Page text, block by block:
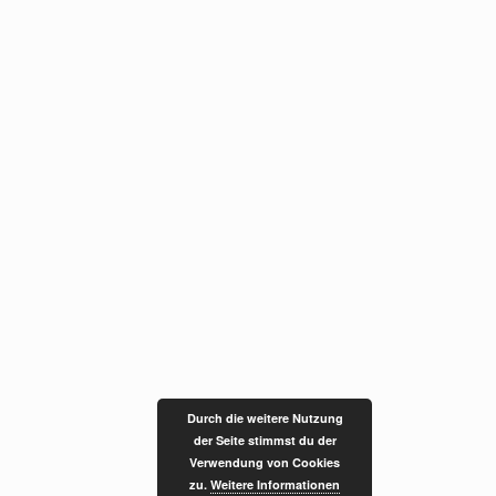
Durch die weitere Nutzung
der Seite stimmst du der
Verwendung von Cookies
zu. Weitere Informationen